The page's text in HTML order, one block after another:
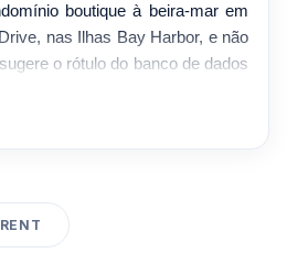
boutique à beira-mar em
nas Ilhas Bay Harbor, e não
o rótulo do banco de dados
descrito como uma estrutura
do Atlântico ou do horizonte de
conhecidas pela entrada de